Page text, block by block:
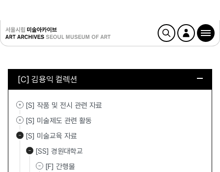
[C] 김용익 컬렉션
[S] 작품 및 전시 관련 자료
[S] 미술제도 관련 활동
[S] 미술교육 자료
[SS] 경원대학교
[F] 간행물